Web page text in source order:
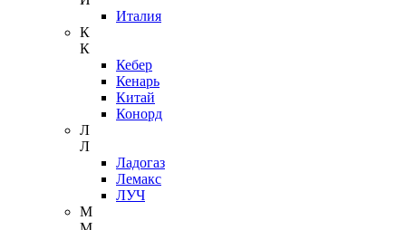
Италия
К
К
Кебер
Кенарь
Китай
Конорд
Л
Л
Ладогаз
Лемакс
ЛУЧ
М